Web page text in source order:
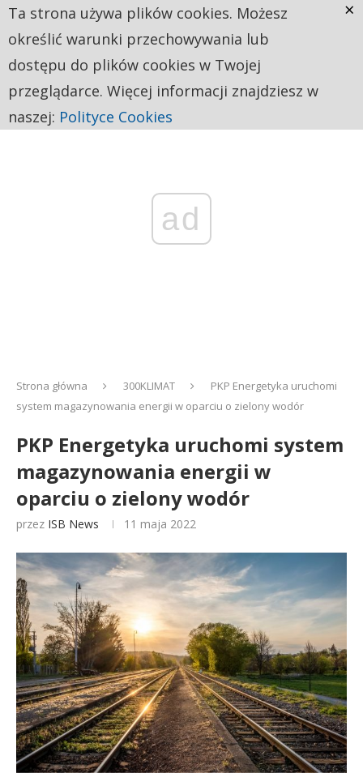
ad
Strona główna 300KLIMAT
PKP Energetyka uruchomi
system magazynowania energii w oparciu o zielony wodór
PKP Energetyka uruchomi system
magazynowania energii w
oparciu o zielony wodór
przez ISB News 11 maja 2022
Ta strona używa plików cookies. Możesz
określić warunki przechowywania lub
dostępu do plików cookies w Twojej
przeglądarce. Więcej informacji znajdziesz w
naszej: Polityce Cookies
×